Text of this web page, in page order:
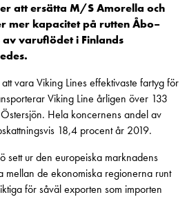
att ersätta M/S Amorella och
mer kapacitet på rutten Åbo–
varuflödet i Finlands
vara Viking Lines effektivaste fartyg för
Viking Line årligen över 133
Hela koncernens andel av
18,4 procent år 2019.
sett ur den europeiska marknadens
mellan de ekonomiska regionerna runt
för såväl exporten som importen